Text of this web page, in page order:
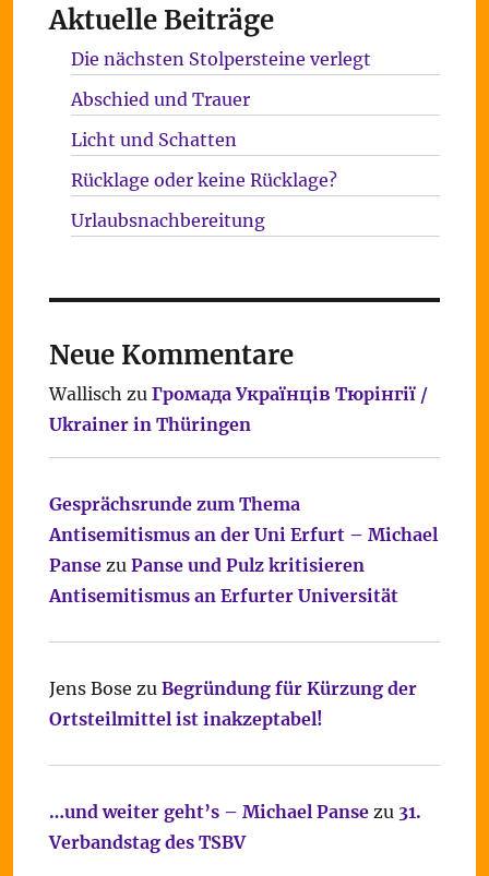
Aktuelle Beiträge
Die nächsten Stolpersteine verlegt
Abschied und Trauer
Licht und Schatten
Rücklage oder keine Rücklage?
Urlaubsnachbereitung
Neue Kommentare
Wallisch zu Громада Українців Тюрінгії /
Ukrainer in Thüringen
Gesprächsrunde zum Thema
Antisemitismus an der Uni Erfurt – Michael
Pansezu Panse und Pulz kritisieren
Antisemitismus an Erfurter Universität
Jens Bose zu Begründung für Kürzung der
Ortsteilmittel ist inakzeptabel!
…und weiter geht’s – Michael Pansezu 31.
Verbandstag des TSBV